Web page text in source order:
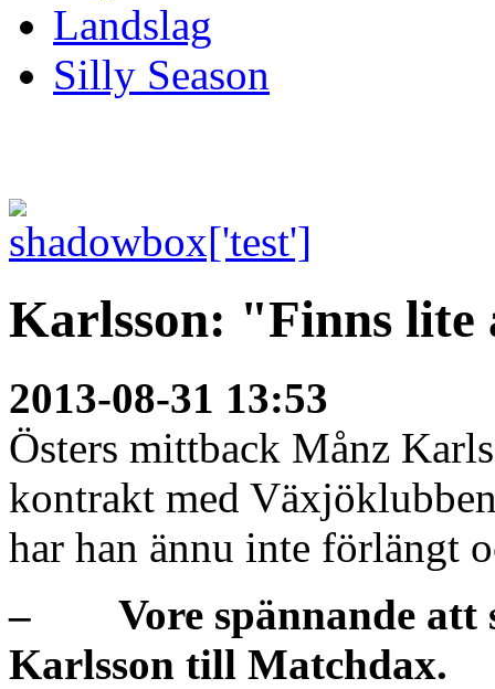
Landslag
Silly Season
Karlsson: "Finns lite
2013-08-31 13:53
Östers mittback Månz
kontrakt med
har han ännu inte förlängt
– Vore spännande att
Karlsson till Matchdax.